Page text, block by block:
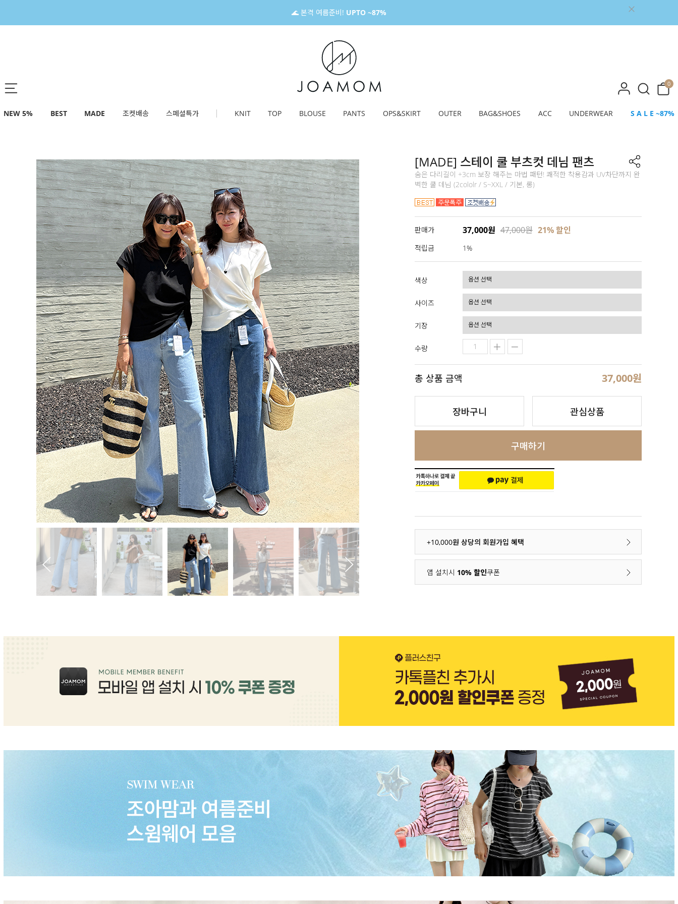
🌊 본격 여름준비! UPTO ~87%
0
NEW 5% BEST MADE 조켓배송 스페셜특가 KNIT TOP BLOUSE PANTS OPS&SKIRT OUTER BAG&SHOES ACC UNDERWEAR S A L E ~87%
[MADE] 스테이 쿨 부츠컷 데님 팬츠
숨은 다리길이 +3cm 보장 해주는 마법 패턴! 쾌적한 착용감과 UV차단까지 완
벽한 쿨 데님 (2cololr / S~XXL / 기본, 롱)
판매가 37,000원 47,000원 21% 할인
적립금 1%
색상
사이즈
기장
수량
총 상품 금액 37,000원
장바구니 관심상품
구매하기
+10,000원 상당의 회원가입 혜택
앱 설치시 10% 할인쿠폰